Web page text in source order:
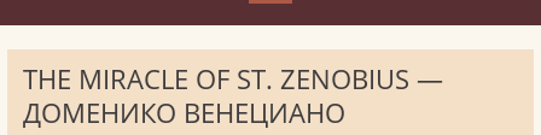
THE MIRACLE OF ST. ZENOBIUS —
ДОМЕНИКО ВЕНЕЦИАНО